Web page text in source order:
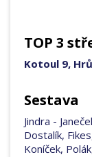
TOP 3
Kotoul 9,
Sestava
Jindra -
Dostalík,
Koníček,